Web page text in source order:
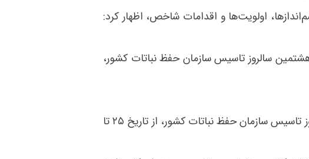
اولویت‌ها و اقدامات شاخص، اظهار کرد:
سالروز تاسیس سازمان حفظ نباتات کشو‌ر،
چهل و سومین سمینار سالانه حفظ نباتات و قرنطینه گیاهی، همزمان با پنجاه و هشتمین سالروز تاسیس سازمان حفظ نباتات کشو‌ر، از تاریخ ۲۵ تا